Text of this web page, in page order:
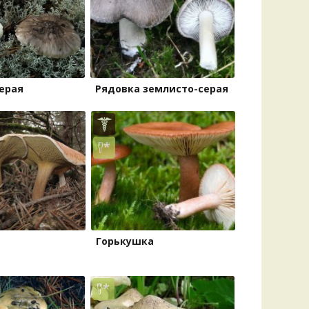
Рядовка землисто-серая
Горькушка